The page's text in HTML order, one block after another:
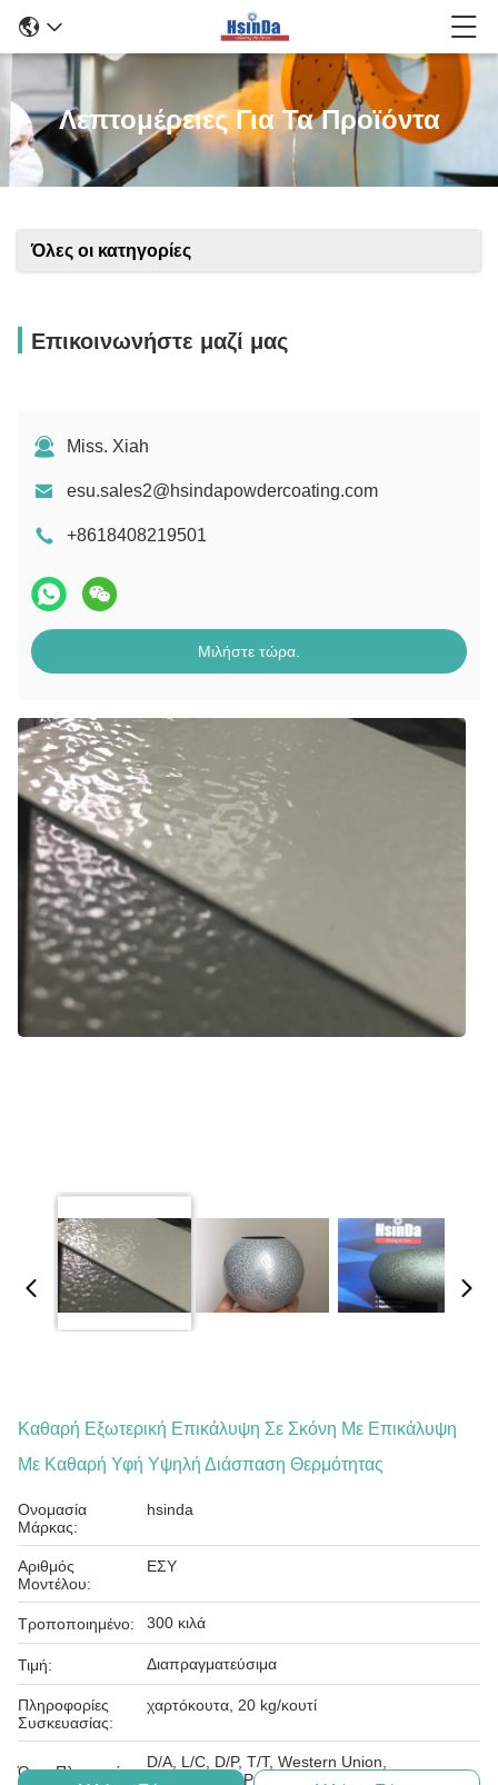
Λεπτομέρειες Για Τα Προϊόντα
Όλες οι κατηγορίες
Επικοινωνήστε μαζί μας
Miss. Xiah
esu.sales2@hsindapowdercoating.com
+8618408219501
Μιλήστε τώρα.
Καθαρή Εξωτερική Επικάλυψη Σε Σκόνη Με Επικάλυψη
Με Καθαρή Υφή Υψηλή Διάσπαση Θερμότητας
Ονομασία
Μάρκας:
hsinda
Αριθμός
Μοντέλου:
ΕΣΥ
Τροποποιημένο: 300 κιλά
Τιμή: Διαπραγματεύσιμα
Πληροφορίες
Συσκευασίας:
χαρτόκουτα, 20 kg/κουτί
Όροι Πληρωμής:
D/A, L/C, D/P, T/T, Western Union,
MoneyGram, PayPal